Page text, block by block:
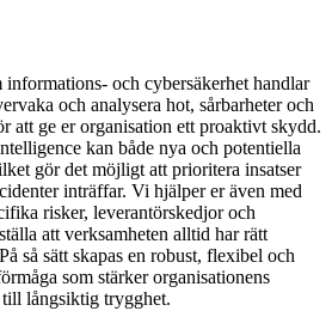
och cybersäkerhet handlar
och analysera hot, sårbarheter och
att ge er organisation ett proaktivt skydd.
kan både nya och potentiella
gör det möjligt att prioritera insatser
inträffar. Vi hjälper er även med
risker, leverantörskedjor och
att verksamheten alltid har rätt
så sätt skapas en robust, flexibel och
som stärker organisationens
långsiktig trygghet.